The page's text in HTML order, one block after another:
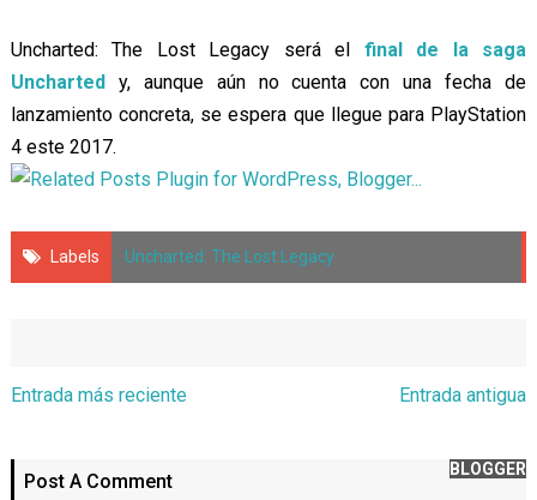
Uncharted: The Lost Legacy será el final de la saga
Unchartedy, aunque aún no cuenta con una fecha de
lanzamiento concreta, se espera que llegue para PlayStation
4 este 2017.
Labels Uncharted: The Lost Legacy
Entrada más reciente Entrada antigua
Post A Comment
BLOGGER